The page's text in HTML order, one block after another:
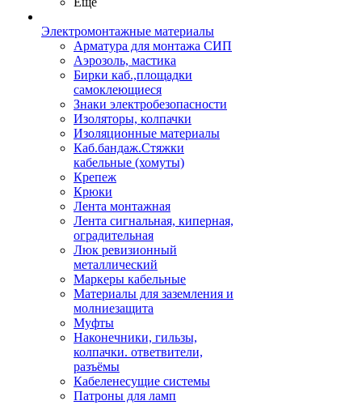
Электромонтажные материалы
Арматура для монтажа СИП
Аэрозоль, мастика
Бирки каб.,площадки
самоклеющиеся
Знаки электробезопасности
Изоляторы, колпачки
Изоляционные материалы
Каб.бандаж.Стяжки
кабельные (хомуты)
Крепеж
Крюки
Лента монтажная
Лента сигнальная, киперная,
оградительная
Люк ревизионный
металлический
Маркеры кабельные
Материалы для заземления и
молниезащита
Муфты
Наконечники, гильзы,
колпачки. ответвители,
разъёмы
Кабеленесущие системы
Патроны для ламп